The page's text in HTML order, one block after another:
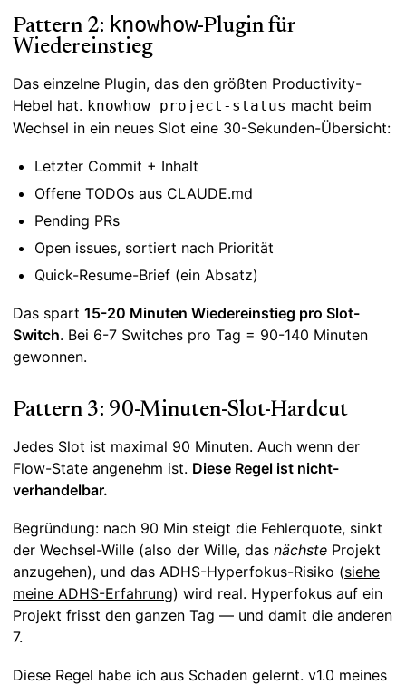
Pattern 2: knowhow-Plugin für
Wiedereinstieg
Das einzelne Plugin, das den größten Productivity-
Hebel hat. knowhow project-status macht beim
Wechsel in ein neues Slot eine 30-Sekunden-Übersicht:
Letzter Commit + Inhalt
Offene TODOs aus CLAUDE.md
Pending PRs
Open issues, sortiert nach Priorität
Quick-Resume-Brief (ein Absatz)
Das spart 15-20 Minuten Wiedereinstieg pro Slot-
Switch. Bei 6-7 Switches pro Tag = 90-140 Minuten
gewonnen.
Pattern 3: 90-Minuten-Slot-Hardcut
Jedes Slot ist maximal 90 Minuten. Auch wenn der
Flow-State angenehm ist. Diese Regel ist nicht-
verhandelbar.
Begründung: nach 90 Min steigt die Fehlerquote, sinkt
der Wechsel-Wille (also der Wille, das nächste Projekt
anzugehen), und das ADHS-Hyperfokus-Risiko (siehe
meine ADHS-Erfahrung) wird real. Hyperfokus auf ein
Projekt frisst den ganzen Tag — und damit die anderen
7.
Diese Regel habe ich aus Schaden gelernt. v1.0 meines